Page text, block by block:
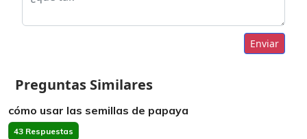
Enviar
Preguntas Similares
cómo usar las semillas de papaya
43 Respuestas